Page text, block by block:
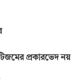
প্রকারভেদ নয়